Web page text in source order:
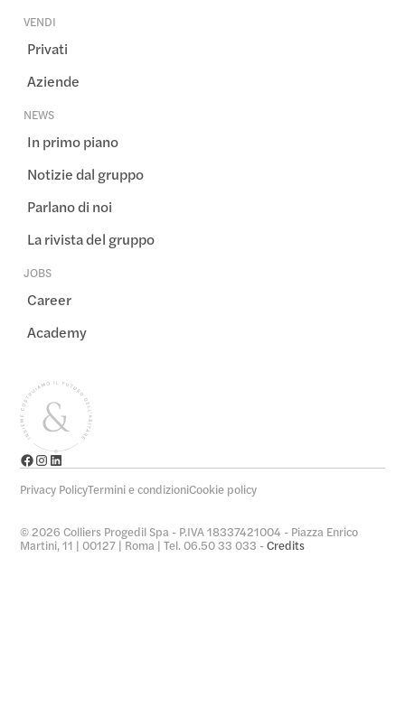
VENDI
Privati
Aziende
NEWS
In primo piano
Notizie dal gruppo
Parlano di noi
La rivista del gruppo
JOBS
Career
Academy
© 2026 Colliers Progedil Spa - P.IVA 18337421004 - Piazza Enrico
Martini, 11 | 00127 | Roma | Tel. 06.50 33 033 -Credits
Privacy PolicyTermini e condizioniCookie policy